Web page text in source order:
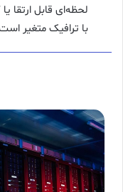
لحظه‌ای قابل
با ترافیک متغیر